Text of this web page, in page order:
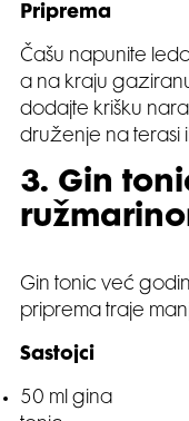
Priprema
Čašu napunite
a na kraju
dodajte krišku
druženje na terasi
3. Gin
Gin tonic već
priprema traje
Sastojci
50 ml gina